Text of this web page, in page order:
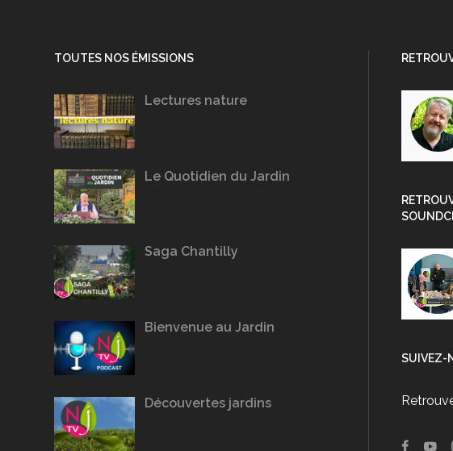
TOUTES NOS ÉMISSIONS
Lectures nature
Le Quotidien du Jardin
Saga Chantilly
Bienvenue au Jardin
Découvertes jardins
SUIVEZ-